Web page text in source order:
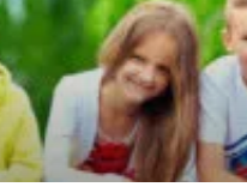
מבקש/ת את סליחתך